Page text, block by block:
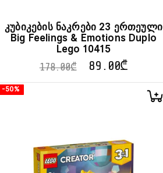
კუბიკების ნაკრები 23 ერთეული
Big Feelings & Emotions Duplo
Lego 10415
178.00₾ 89.00₾
-50%